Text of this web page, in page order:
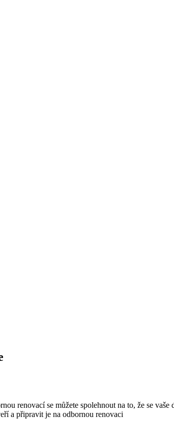
renovací se můžete spolehnout na to, že se